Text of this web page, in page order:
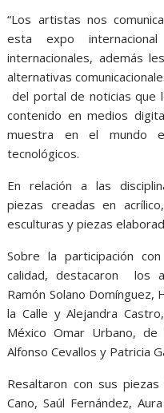
“Los artistas nos
esta expo
internacionales, además
alternativas
del portal de noticias que
contenido en medios
muestra en el mundo
tecnológicos.
En relación a las
piezas creadas en
esculturas y piezas
Sobre la participación
calidad, destacaron los
Ramón Solano
la Calle y Alejandra
México Omar Urbano,
Alfonso Cevallos y Patricia
Resaltaron con sus
Cano, Saúl Fernández,